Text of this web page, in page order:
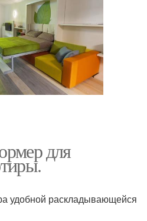
для
удобной раскладывающейся